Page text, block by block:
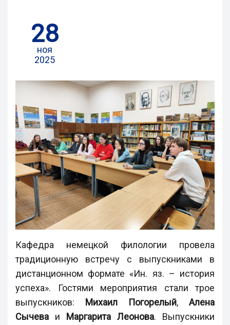
28
ноя
2025
Кафедра немецкой филологии провела
традиционную встречу с выпускниками в
дистанционном формате «Ин. яз. – история
успеха». Гостями мероприятия стали трое
выпускников:
Михаил Погорелый, Алена
Сычева и Маргарита Леонова. Выпускники